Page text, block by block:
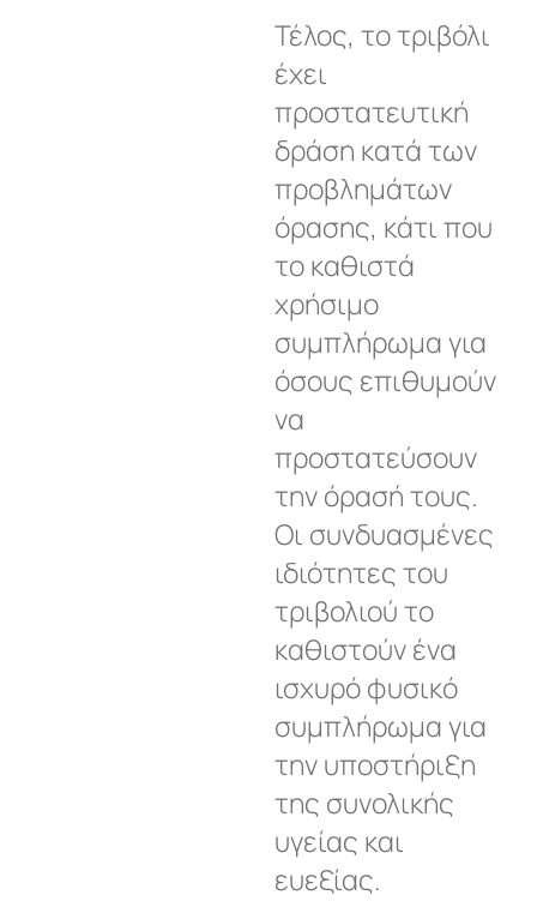
Τέλος, το τριβόλι
έχει
προστατευτική
δράση κατά των
προβλημάτων
όρασης, κάτι που
το καθιστά
χρήσιμο
συμπλήρωμα για
όσους επιθυμούν
να
προστατεύσουν
την όρασή τους.
Οι συνδυασμένες
ιδιότητες του
τριβολιού το
καθιστούν ένα
ισχυρό φυσικό
συμπλήρωμα για
την υποστήριξη
της συνολικής
υγείας και
ευεξίας.